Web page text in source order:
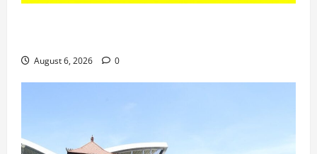
August 6, 2026 0